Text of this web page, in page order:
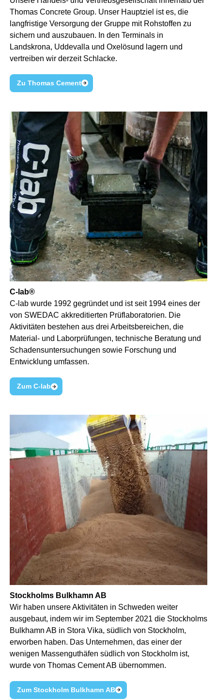
Thomas Concrete Group. Unser Hauptziel ist es, die
langfristige Versorgung der Gruppe mit Rohstoffen zu
sichern und auszubauen. In den Terminals in
Landskrona, Uddevalla und Oxelösund lagern und
vertreiben wir derzeit Schlacke.
Zu Thomas Cement
C-lab®
C-lab wurde 1992 gegründet und ist seit 1994 eines der
von SWEDAC akkreditierten Prüflaboratorien. Die
Aktivitäten bestehen aus drei Arbeitsbereichen, die
Material- und Laborprüfungen, technische Beratung und
Schadensuntersuchungen sowie Forschung und
Entwicklung umfassen.
Zum C-lab
Stockholms Bulkhamn AB
Wir haben unsere Aktivitäten in Schweden weiter
ausgebaut, indem wir im September 2021 die Stockholms
Bulkhamn AB in Stora Vika, südlich von Stockholm,
erworben haben. Das Unternehmen, das einer der
wenigen Massenguthäfen südlich von Stockholm ist,
wurde von Thomas Cement AB übernommen.
Zum Stockholm Bulkhamn AB